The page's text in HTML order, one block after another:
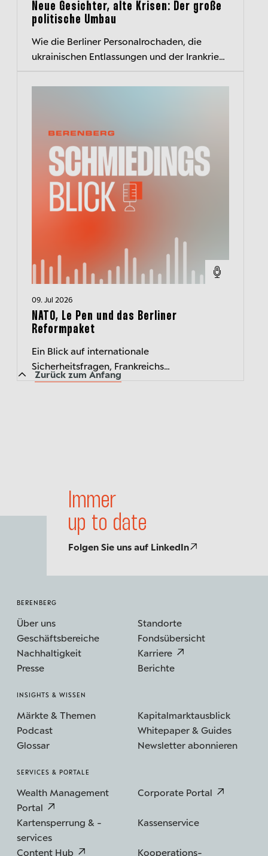
Neue Gesichter, alte Krisen: Der große
politische Umbau
Wie die Berliner Personalrochaden, die
ukrainischen Entlassungen und der Irankrieg
09. Jul 2026
NATO, Le Pen und das Berliner
Reformpaket
Ein Blick auf internationale
Sicherheitsfragen, Frankreichs
Rechtspopulisten und das Ringen um
Immer
up to date
Folgen Sie uns auf LinkedIn
Zurück zum Anfang
BERENBERG
Über uns
Standorte
Geschäftsbereiche
Fondsübersicht
Nachhaltigkeit
Karriere
Presse
Berichte
INSIGHTS & WISSEN
Märkte & Themen
Kapitalmarktausblick
Podcast
Whitepaper & Guides
Glossar
Newsletter abonnieren
SERVICES & PORTALE
Wealth Management
Portal
Corporate Portal
Kartensperrung & -
services
Kassenservice
Content Hub Kooperations­